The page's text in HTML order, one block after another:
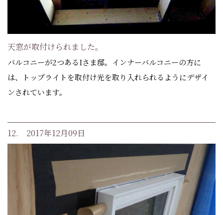
天窓が取付けられました。
バルコニーが2つあるIさま邸。インナーバルコニーの方に
は、トップライトを取付け光を取り入れられるようにデザイ
ンされています。
12. 2017年12月09日